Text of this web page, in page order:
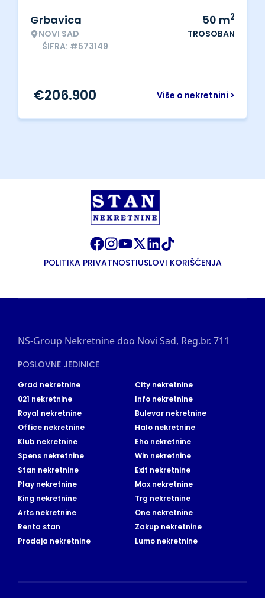
Grbavica
NOVI SAD
ŠIFRA: #573149
50 m2
TROSOBAN
Više o nekretnini >
€206.900
POLITIKA PRIVATNOSTIUSLOVI KORIŠĆENJA
NS-Group Nekretnine doo Novi Sad, Reg.br. 711
POSLOVNE JEDINICE
Grad nekretnine
City nekretnine
021 nekretnine
Info nekretnine
Royal nekretnine
Bulevar nekretnine
Office nekretnine
Halo nekretnine
Klub nekretnine
Eho nekretnine
Spens nekretnine
Win nekretnine
Stan nekretnine
Exit nekretnine
Play nekretnine
Max nekretnine
King nekretnine
Trg nekretnine
Arts nekretnine
One nekretnine
Renta stan
Zakup nekretnine
Prodaja nekretnine
Lumo nekretnine